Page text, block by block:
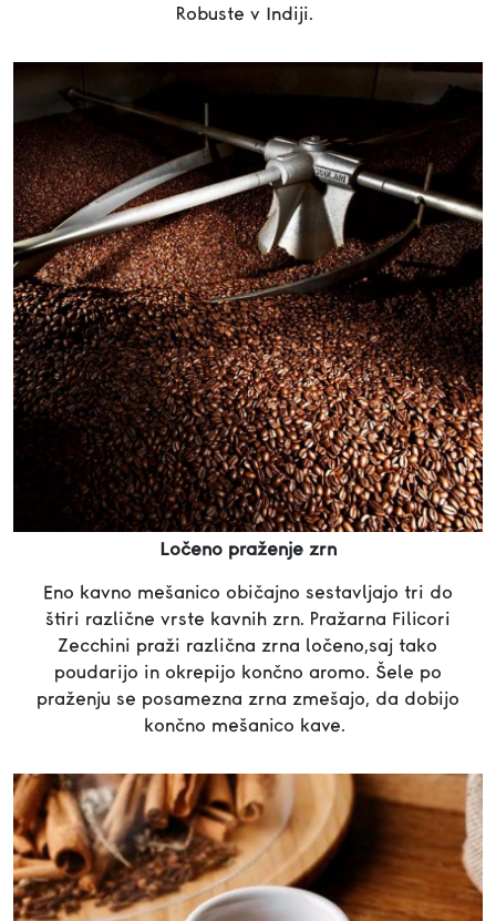
Robuste v Indiji.
Ločeno praženje zrn
Eno kavno mešanico običajno sestavljajo tri do
štiri različne vrste kavnih zrn. Pražarna Filicori
Zecchini praži različna zrna ločeno,saj tako
poudarijo in okrepijo končno aromo. Šele po
praženju se posamezna zrna zmešajo, da dobijo
končno mešanico kave.